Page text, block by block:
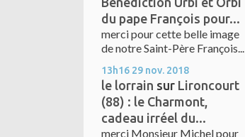
du pape François pour...
merci pour cette belle image
de notre Saint-Père François...
13h16 29 nov. 2018
le lorrain sur Lironcourt
(88) : le Charmont,
cadeau irréel du...
merci Monsieur Michel pour